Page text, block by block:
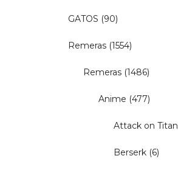
GATOS (90)
Remeras (1554)
Remeras (1486)
Anime (477)
Attack on Titan
Berserk (6)